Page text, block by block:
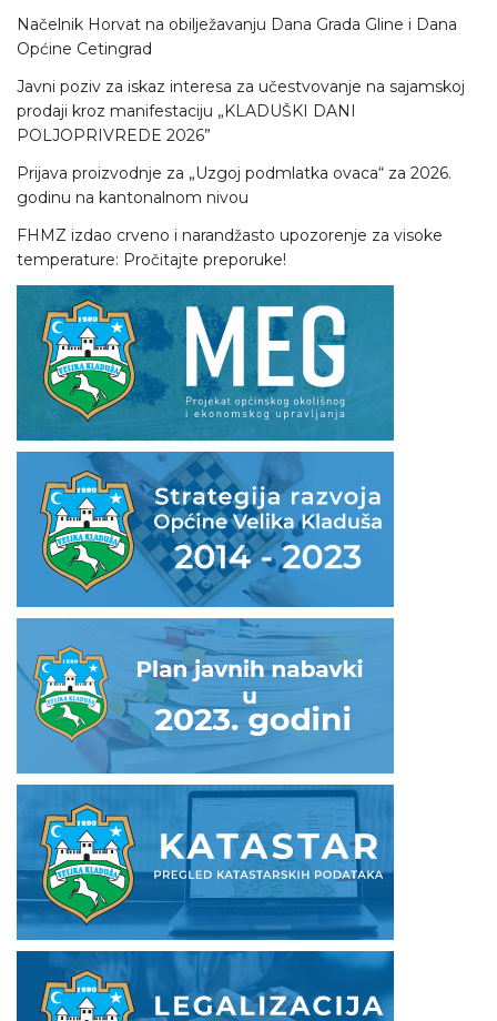
Načelnik Horvat na obilježavanju Dana Grada Gline i Dana
Općine Cetingrad
Javni poziv za iskaz interesa za učestvovanje na sajamskoj
prodaji kroz manifestaciju „KLADUŠKI DANI
POLJOPRIVREDE 2026”
Prijava proizvodnje za „Uzgoj podmlatka ovaca“ za 2026.
godinu na kantonalnom nivou
FHMZ izdao crveno i narandžasto upozorenje za visoke
temperature: Pročitajte preporuke!